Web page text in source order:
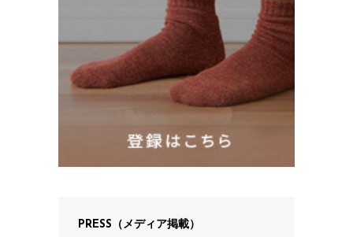
PRESS（メディア掲載）